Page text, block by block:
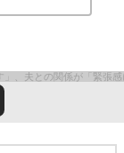
」、夫との関係が「緊張